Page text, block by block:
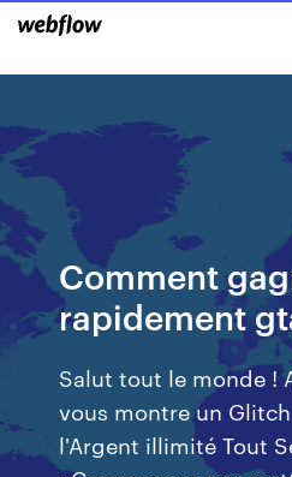
Comment
rapidement
Salut tout le monde !
vous montre un
l'Argent illimité Tout